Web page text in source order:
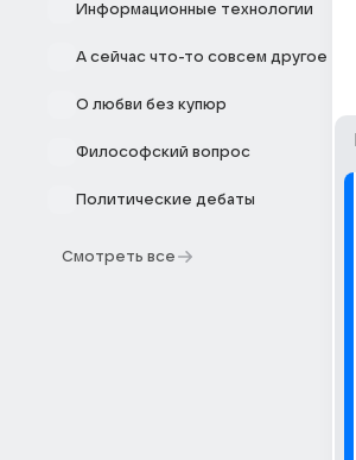
Информационные технологии
А сейчас что-то совсем другое
О любви без купюр
Философский вопрос
Политические дебаты
Смотреть все